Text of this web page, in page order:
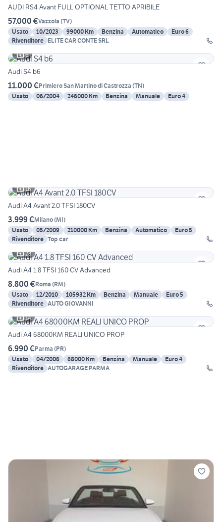
AUDI RS4 Avant FULL OPTIONAL TETTO APRIBILE
57.000 €Vazzola (TV)
Usato
10/2023 99000 Km Benzina Automatico
Euro 6
Rivenditore ELITE CAR CONTE SRL
6
Audi S4 b6
11.000 €Primiero San Martino di Castrozza (TN)
Usato
06/2004 246000 Km Benzina Manuale Euro 4
16
Audi A4 Avant 2.0 TFSI 180CV
3.999 €Milano(MI)
Usato
05/2009 210000 Km Benzina Automatico
Euro 5
Rivenditore Top car
23
Audi A4 1.8 TFSI 160 CV Advanced
8.800 €Roma (RM)
Usato
12/2010 105932 Km Benzina Manuale
Euro 5
Rivenditore AUTO GIOVANNI
14
Audi A4 68000KM REALI UNICO PROP
6.990 €Parma (PR)
Usato
04/2006 68000 Km Benzina Manuale
Euro 4
Rivenditore AUTOGARAGE PARMA